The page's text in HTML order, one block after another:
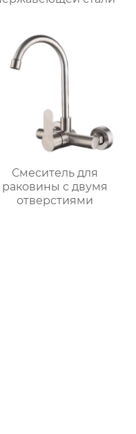
Смеситель для
раковины с двумя
отверстиями